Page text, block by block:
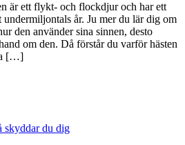
är ett flykt- och flockdjur och har ett
undermiljontals år. Ju mer du lär dig om
den använder sina sinnen, desto
om den. Då förstår du varför hästen
[…]
skyddar du dig